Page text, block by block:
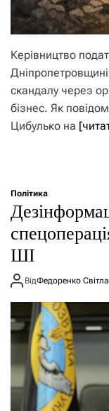
Керівництво
скандалу через
бізнес. Як
Цибулько на
Політика
ШІ
ВідФедоренко